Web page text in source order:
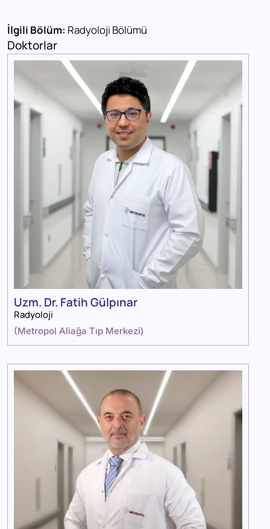
İlgili Bölüm: Radyoloji Bölümü
Doktorlar
Uzm. Dr. Fatih Gülpınar
Radyoloji
(Metropol Aliağa Tıp Merkezi)